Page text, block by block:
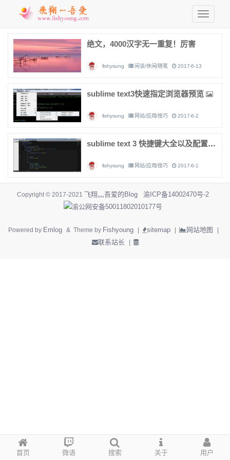
绝文，4000汉字无一重复！厉害
fishyoung 闲谈/休闲/随笔 2017-6-13
sublime text3快速指定浏览器预览
fishyoung 网站/应用/技巧 2017-6-2
sublime text 3 快捷键大全以及配置编译环境
fishyoung 网站/应用/技巧 2017-6-1
首页 微语 搜索 关于 用户
Copyright © 2017-2021 飞翔灬吾爱的Blog
渝ICP备14002470号-2
渝公网安备50011802010177号
Powered by Emlog & Theme by Fishyoung sitemap 网站地图
联系站长